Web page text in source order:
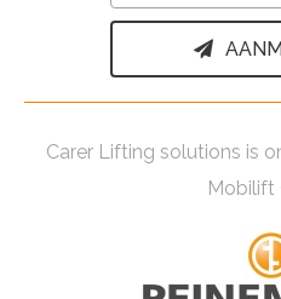
Carer Lifting solutions is
Mobilift